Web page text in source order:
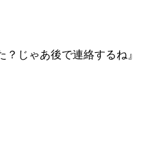
？じゃあ後で連絡するね』